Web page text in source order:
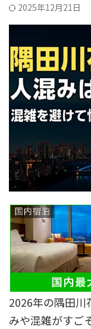
2025年12月21日
2026年の隅田川
みや混雑がすご